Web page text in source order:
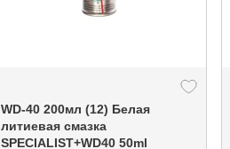
WD-40 200мл (12) Белая
литиевая смазка
SPECIALIST+WD40 50ml